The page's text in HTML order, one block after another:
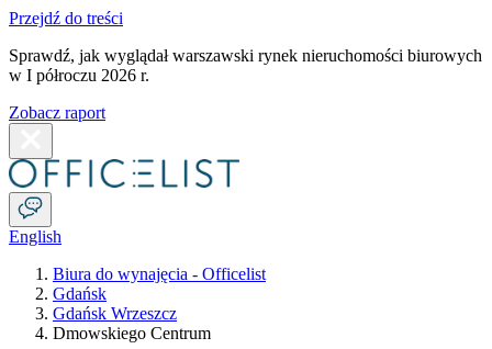
Przejdź do treści
Sprawdź, jak wyglądał warszawski rynek nieruchomości biurowych
w I półroczu 2026 r.
Zobacz raport
English
Biura do wynajęcia - Officelist
Gdańsk
Gdańsk Wrzeszcz
Dmowskiego Centrum